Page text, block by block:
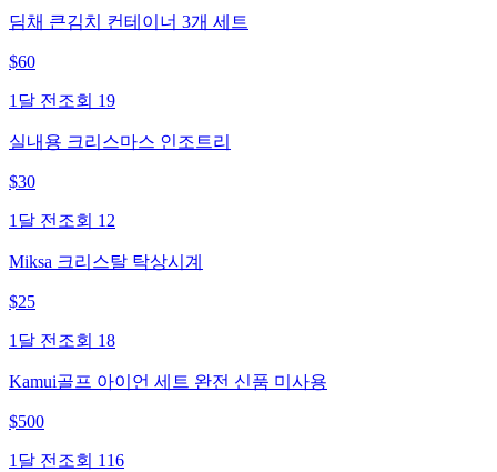
딤채 큰김치 컨테이너 3개 세트
$60
1달 전 조회 19
실내용 크리스마스 인조트리
$30
1달 전 조회 12
Miksa 크리스탈 탁상시계
$25
1달 전 조회 18
Kamui골프 아이언 세트 완전 신품 미사용
$500
1달 전 조회 116